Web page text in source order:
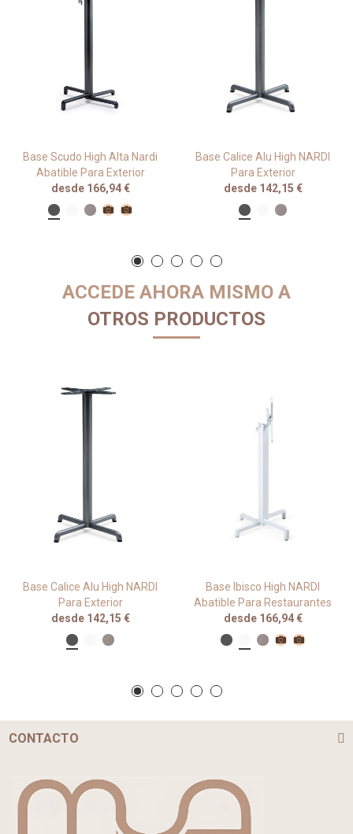
Base Scudo High Alta Nardi
Abatible Para Exterior
desde 166,94 €
Base Calice Alu High NARDI
Para Exterior
desde 142,15 €
ACCEDE AHORA MISMO A
OTROS PRODUCTOS
Base Calice Alu High NARDI
Para Exterior
desde 142,15 €
Base Ibisco High NARDI
Abatible Para Restaurantes
desde 166,94 €
CONTACTO